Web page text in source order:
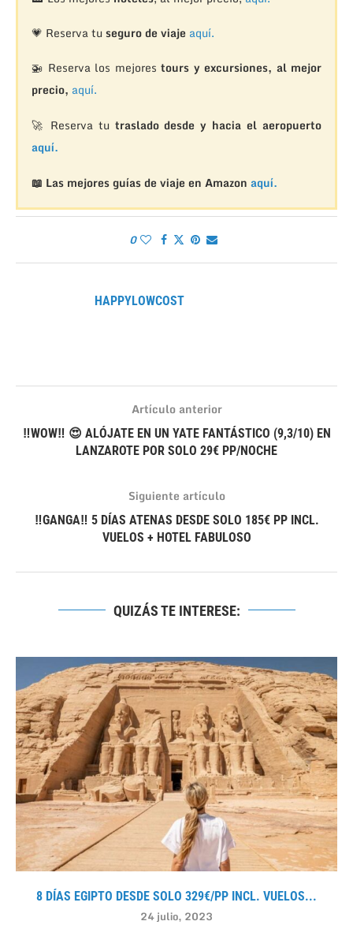
💗 Reserva tu seguro de viaje aquí.
🚁 Reserva los mejorestours y excursiones, al mejor
precio, aquí.
🚀 Reserva tu traslado desde y hacia el aeropuerto
aquí.
📖 Las mejores guías de viaje en Amazon aquí.
0
HAPPYLOWCOST
Artículo anterior
‼WOW‼ 😍 ALÓJATE EN UN YATE FANTÁSTICO (9,3/10) EN
LANZAROTE POR SOLO 29€ PP/NOCHE
Siguiente artículo
‼GANGA‼ 5 DÍAS ATENAS DESDE SOLO 185€ PP INCL.
VUELOS + HOTEL FABULOSO
QUIZÁS TE INTERESE:
8 DÍAS EGIPTO DESDE SOLO 329€/PP INCL. VUELOS...
24 julio, 2023